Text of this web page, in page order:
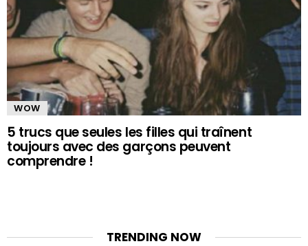
WOW
5 trucs que seules les filles qui traînent
toujours avec des garçons peuvent
comprendre !
TRENDING NOW